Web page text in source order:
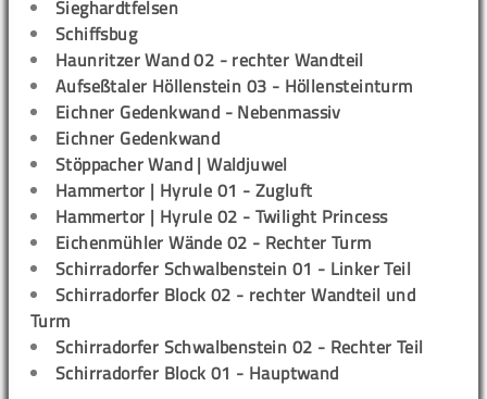
Sieghardtfelsen
Schiffsbug
Haunritzer Wand 02 - rechter Wandteil
Aufseßtaler Höllenstein 03 - Höllensteinturm
Eichner Gedenkwand - Nebenmassiv
Eichner Gedenkwand
Stöppacher Wand | Waldjuwel
Hammertor | Hyrule 01 - Zugluft
Hammertor | Hyrule 02 - Twilight Princess
Eichenmühler Wände 02 - Rechter Turm
Schirradorfer Schwalbenstein 01 - Linker Teil
Schirradorfer Block 02 - rechter Wandteil und
Turm
Schirradorfer Schwalbenstein 02 - Rechter Teil
Schirradorfer Block 01 - Hauptwand